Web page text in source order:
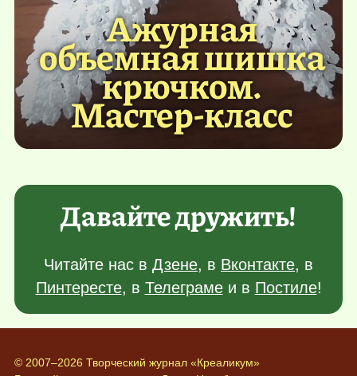
Ажурная
объемная шишка
крючком.
Мастер-класс
Давайте дружить!
Читайте нас в Дзене, в Вконтакте, в
Пинтересте, в Телеграмеи в Постиле!
© 2007–2026 Творческий журнал «Креаликум»